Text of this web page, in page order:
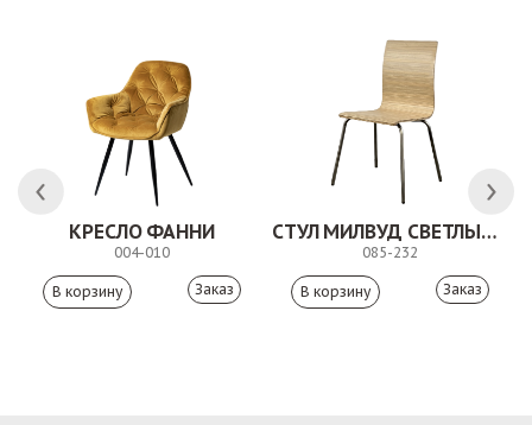
КРЕСЛО ФАННИ
004-010
Заказ
СТУЛ МИЛВУД СВЕТЛЫЙ ШЕЛК
085-232
Заказ